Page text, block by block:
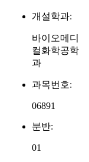
개설학과:
바이오메디
컬화학공학
과
과목번호:
06891
분반:
01